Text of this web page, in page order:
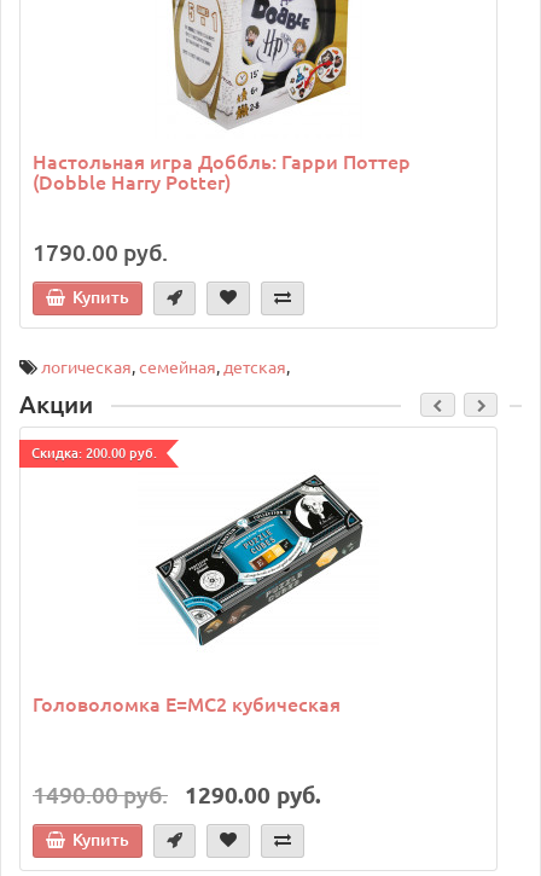
Настольная игра Доббль: Гарри Поттер
(Dobble Harry Potter)
1790.00 руб.
Купить
логическая,семейная, детская,
Акции
Cкидка: 200.00 руб.
Головоломка E=MC2 кубическая
1490.00 руб. 1290.00 руб.
Купить